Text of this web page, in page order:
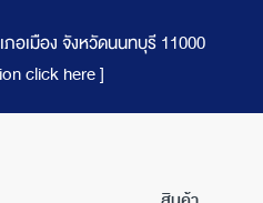
ภอเมือง จังหวัดนนทบุรี 11000
click here ]